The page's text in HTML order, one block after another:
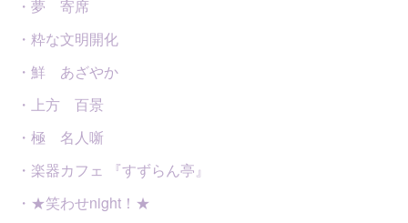
・夢 寄席
・粋な文明開化
・鮮 あざやか
・上方 百景
・極 名人噺
・楽器カフェ 『すずらん亭』
・★笑わせnight！★